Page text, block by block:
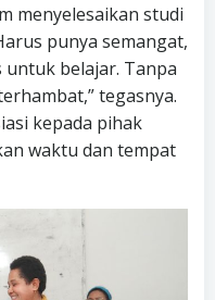
menyelesaikan studi
punya semangat,
untuk belajar. Tanpa
tegasnya.
kepada pihak
waktu dan tempat